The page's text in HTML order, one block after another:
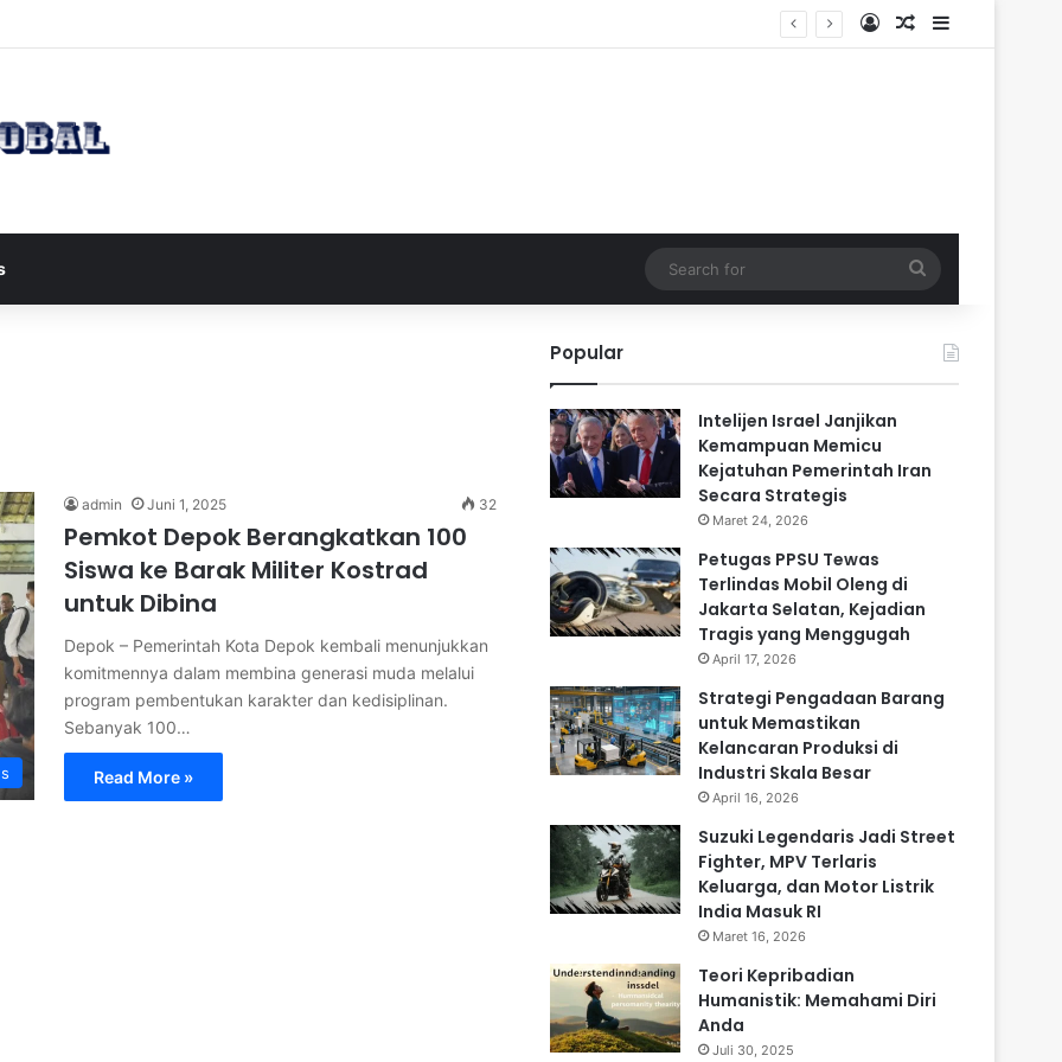
Log InRandom Article
Sidebar
for
admin Juni 1, 2025 32
Pemkot Depok Berangkatkan 100
Siswa ke Barak Militer Kostrad
untuk Dibina
Depok – Pemerintah Kota Depok kembali menunjukkan
komitmennya dalam membina generasi muda melalui
program pembentukan karakter dan kedisiplinan.
Sebanyak 100…
Read More »
Popular
Intelijen Israel Janjikan
Kemampuan Memicu
Kejatuhan Pemerintah Iran
Secara Strategis
Maret 24, 2026
Petugas PPSU Tewas
Terlindas Mobil Oleng di
Jakarta Selatan, Kejadian
Tragis yang Menggugah
April 17, 2026
Strategi Pengadaan Barang
untuk Memastikan
Kelancaran Produksi di
Industri Skala Besar
April 16, 2026
Suzuki Legendaris Jadi Street
Fighter, MPV Terlaris
Keluarga, dan Motor Listrik
India Masuk RI
Maret 16, 2026
Teori Kepribadian
Humanistik: Memahami Diri
Anda
Juli 30, 2025